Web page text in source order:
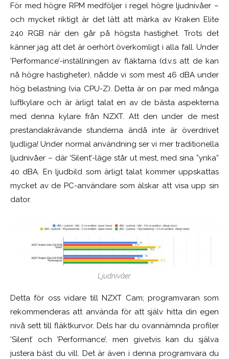
För med högre RPM medföljer i regel högre ljudnivåer –
och mycket riktigt är det lätt att märka av Kraken Elite
240 RGB när den går på högsta hastighet. Trots det
känner jag att det är oerhört överkomligt i alla fall. Under
’Performance’-inställningen av fläktarna (d.v.s att de kan
nå högre hastigheter), nådde vi som mest 46 dBA under
hög belastning (via CPU-Z). Detta är on par med många
luftkylare och är ärligt talat en av de bästa aspekterna
med denna kylare från NZXT. Att den under de mest
prestandakrävande stunderna ändå inte är överdrivet
ljudliga! Under normal användning ser vi mer traditionella
ljudnivåer – där ’Silent’-läge står ut mest, med sina ”ynka”
40 dBA. En ljudbild som ärligt talat kommer uppskattas
mycket av de PC-användare som älskar att visa upp sin
dator.
Ljudnivåer.
Detta för oss vidare till NZXT Cam; programvaran som
rekommenderas att använda för att själv hitta din egen
nivå sett till fläktkurvor. Dels har du ovannämnda profiler
’Silent’ och ’Performance’, men givetvis kan du själva
justera bäst du vill. Det är även i denna programvara du